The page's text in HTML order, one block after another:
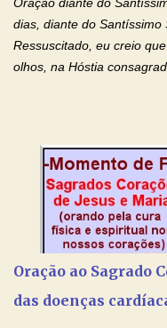
drogas, c...
dias, diante do
Ressuscitado, eu creio
olhos, na Hóstia
creio, Jesus, e clamo que
sobre mim e sobre todos
Jesus, que, pelo poder
possamos nos livrar de
prejudicando a nossa
(apresente aqui o seu
coração, confiante que o
Oração ao Sagrado
das doenças